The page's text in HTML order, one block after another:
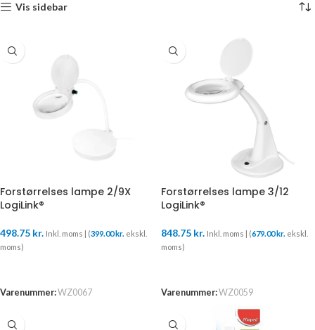
Vis sidebar
Forstørrelses lampe 2/9X
LogiLink®
498.75 kr. Inkl. moms | (399.00kr. ekskl.
moms)
Varenummer:WZ0067
Forstørrelses lampe 3/12
LogiLink®
848.75 kr. Inkl. moms | (679.00kr. ekskl.
moms)
Varenummer:WZ0059